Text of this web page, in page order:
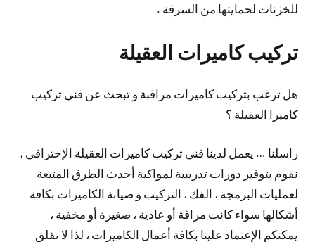
للخزنات لحمايتها من السرقة .
تركيب كاميرات العقيلة
هل ترغب بتركيب كاميرات مراقبة و تبحث عن فني تركيب
كاميرا العقيلة ؟
راسلنا … يعمل لدينا فني تركيب كاميرات العقيلة الإحترافي ،
نقوم بتوفير دورات تدريبية لمواكبة أحدث الطرق المتبعة
لعمليات البرمجة ، الفك ، التركيب و صيانة الكاميرات بكافة
أشكالها سواء كانت مراقة أو عادية ، صغيرة أو مخفية ،
يمكنكم الإعتماد علينا بكافة أعمال الكاميرات ، لذا لا تقلق